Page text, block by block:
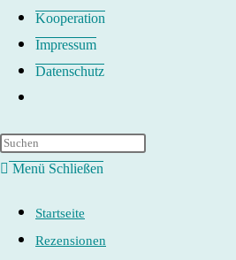
Kooperation
Impressum
Datenschutz
umschalten
Menü Schließen
Startseite
Rezensionen